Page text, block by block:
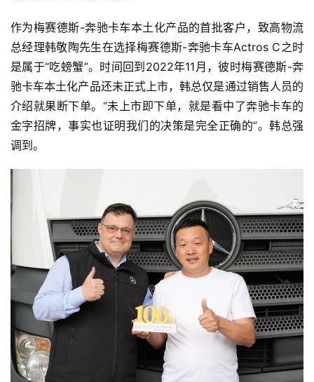
作为梅赛德斯-奔驰卡车本土化产品的首批客户，致高物流
总经理韩敬陶先生在选择梅赛德斯-奔驰卡车Actros C之时
是属于“吃螃蟹”。时间回到2022年11月，彼时梅赛德斯-奔
驰卡车本土化产品还未正式上市，韩总仅是通过销售人员的
介绍就果断下单。“未上市即下单，就是看中了奔驰卡车的
金字招牌，事实也证明我们的决策是完全正确的”。韩总强
调到。